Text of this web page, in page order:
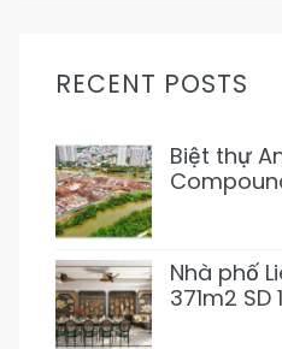
RECENT POSTS
Biệt thự
Nhà phố
371m2 SD